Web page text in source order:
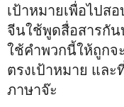
เป้าหมายเพื่อไปส
จีนใช้พูดสื่อสารกัน
ใช้คำพวกนี้ให้ถูกจ
ตรงเป้าหมาย แล
ภาษาจ๊ะ